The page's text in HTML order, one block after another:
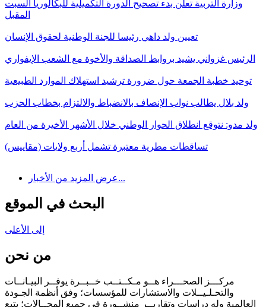
وزارة التربية تعلن بدء تصحيح الدورة التكميلية للبكالوريا السبت
المقبل
تعيين ولد داهي رئيسا للجنة الوطنية لحقوق الإنسان
الرئيس غزواني يشيد بروابط الصداقة والأخوة مع الشعب الإيفواري
توحيد خطبة الجمعة حول ضرورة ترشيد استهلاك الموارد الطبيعية
ولد بلال يطالب نواب الإنصاف بالانضباط والالتزام بخطاب الحزب
ولد مدو: نتوقع انطلاق الحوار الوطني خلال الأشهر الأخيرة من العام
تساقطات مطرية معتبرة تشمل أربع ولايات (مقاييس)
عرض المزيد من الأخبار...
البحث في الموقع
إلى الأعلى
من نحن
مركـــز الصحـــراء هــو مـكــتــب خــبــرة يوفــر البيـانــات
والتحـلـيــلات والاستشارات للمؤسسات؛ وفق أنظمة الجـودة
العالمية وله دراسات وتقاريــر منشــورة في جميع المجــالات؛ يتبع